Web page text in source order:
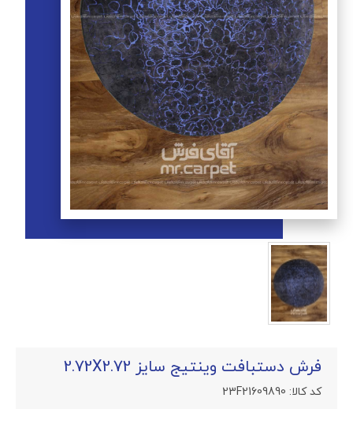
فرش دستبافت وینتیج سایز 2.72X2.72
کد کالا: 23F21609890